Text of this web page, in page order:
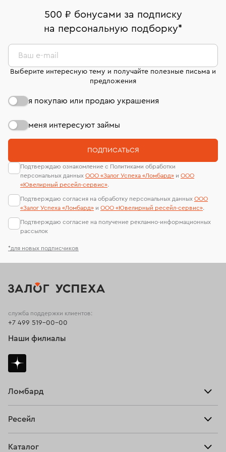
комиссионных украшений и часов смотрите на
странице«Возврат украшений»
Москва, ул. Грузинский Вал, д. 28/45
Срок бронирования украшения при самовывозе из
Оплата наличными или картой
Система быстрых платежей (по QR-коду)
В кредит от Т-Банка (до 50 000 руб., на 3–6 мес.)
номер (УИН)
На особо ценные изделия получены
сертификаты МГУ и других геммологических
лабораторий
500 ₽ бонусами за подписку
на персональную подборку*
*для новых подписчиков
Ваш e-mail
Выберите интересную тему и получайте полезные письма и
предложения
я покупаю или продаю украшения
меня интересуют займы
ПОДПИСАТЬСЯ
Подтверждаю ознакомление с Политиками обработки
персональных данных ООО «Залог Успеха «Ломбард» и ООО
«Ювелирный ресейл-сервиc».
Подтверждаю согласия на обработку персональных данных ООО
«Залог Успеха «Ломбард» и ООО «Ювелирный ресейл-сервиc».
Подтверждаю согласие на получение рекламно-информационных
рассылок
Ломбард
Тарифы
Ресейл
Каталог
служба поддержки клиентов:
+7 499 519-00-00
Наши филиалы